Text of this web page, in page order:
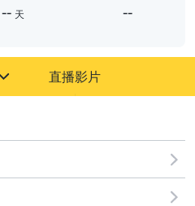
-- 天 --
直播影片